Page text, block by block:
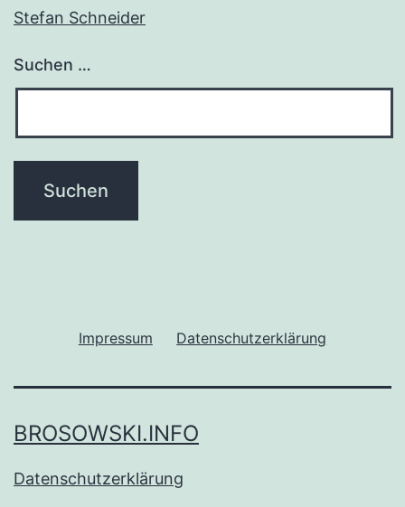
Stefan Schneider
Suchen …
Impressum Datenschutzerklärung
BROSOWSKI.INFO
Datenschutzerklärung